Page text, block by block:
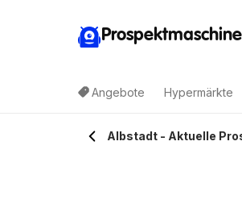
Prospektmaschine
Angebote Hypermärkte
Albstadt - Aktuelle